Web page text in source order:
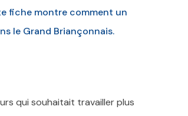
fiche montre comment un
le Grand Briançonnais.
qui souhaitait travailler plus